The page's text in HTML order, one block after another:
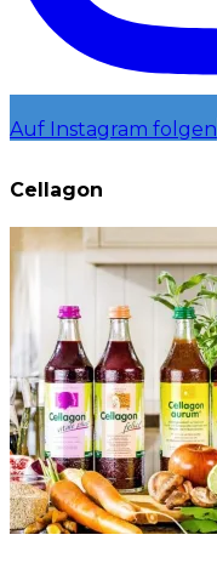
Auf Instagram folgen
Cellagon